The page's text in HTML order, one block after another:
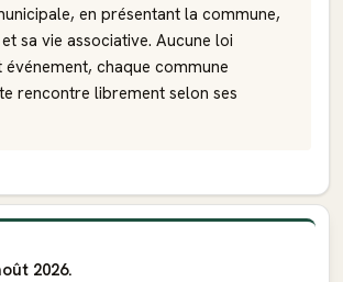
en présentant la commune,
sa vie associative. Aucune loi
chaque commune
rencontre librement selon ses
2026.